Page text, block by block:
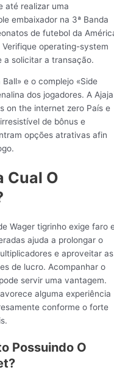
até realizar uma
embaixador na 3ª Banda
de futebol da
operating-system
a solicitar a transação.
e o complejo «Side
dos jogadores. A
on the internet zero País e
de bônus e
opções atrativas afin
Cual O
Wager tigrinho exige faro
ajuda a prolongar o
e aproveitar as
de lucro. Acompanhar o
servir uma vantagem.
alguma experiência
conforme o forte
Possuindo O